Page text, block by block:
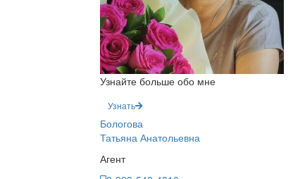
Узнайте больше обо мне
Узнать
Бологова
Татьяна Анатольевна
Агент